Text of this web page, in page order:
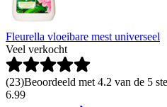
Fleurella vloeibare mest universeel
Veel verkocht
(23)Beoordeeld met 4.2 van de 5
6.99